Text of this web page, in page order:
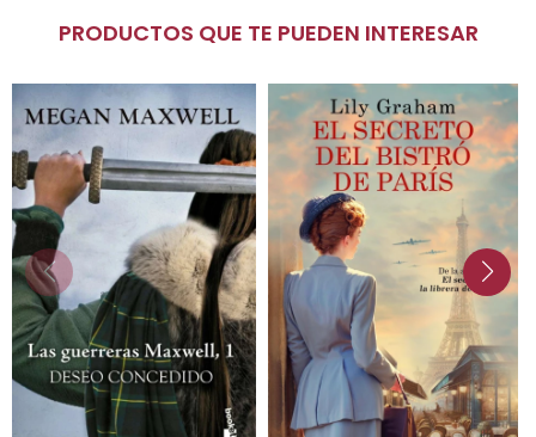
PRODUCTOS QUE TE PUEDEN INTERESAR